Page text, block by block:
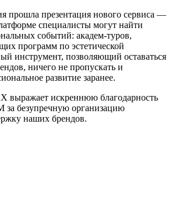
прошла презентация нового сервиса —
специалисты могут найти
событий: академ-туров,
программ по эстетической
инструмент, позволяющий оставаться
ничего не пропускать и
развитие заранее.
выражает искреннюю благодарность
безупречную организацию
наших брендов.